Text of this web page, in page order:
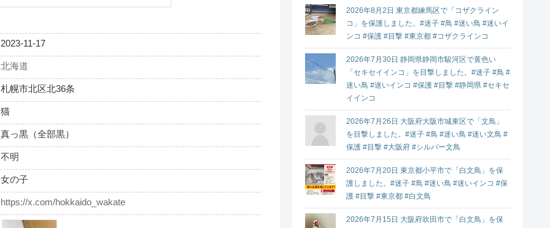
2023-11-17
北海道
札幌市北区北36条
猫
真っ黒（全部黒）
不明
女の子
https://x.com/hokkaido_wakate
2026年8月2日 東京都練馬区で「コザクライン
コ」を保護しました。#迷子 #鳥 #迷い鳥 #迷いイ
ンコ #保護 #目撃 #東京都 #コザクラインコ
2026年7月30日 静岡県静岡市駿河区で黄色い
「セキセイインコ」を目撃しました。#迷子 #鳥 #
迷い鳥 #迷いインコ #保護 #目撃 #静岡県 #セキセ
イインコ
2026年7月26日 大阪府大阪市城東区で「文鳥」
を目撃しました。#迷子 #鳥 #迷い鳥 #迷い文鳥 #
保護 #目撃 #大阪府 #シルバー文鳥
2026年7月20日 東京都小平市で「白文鳥」を保
護しました。#迷子 #鳥 #迷い鳥 #迷いインコ #保
護 #目撃 #東京都 #白文鳥
2026年7月15日 大阪府吹田市で「白文鳥」を保